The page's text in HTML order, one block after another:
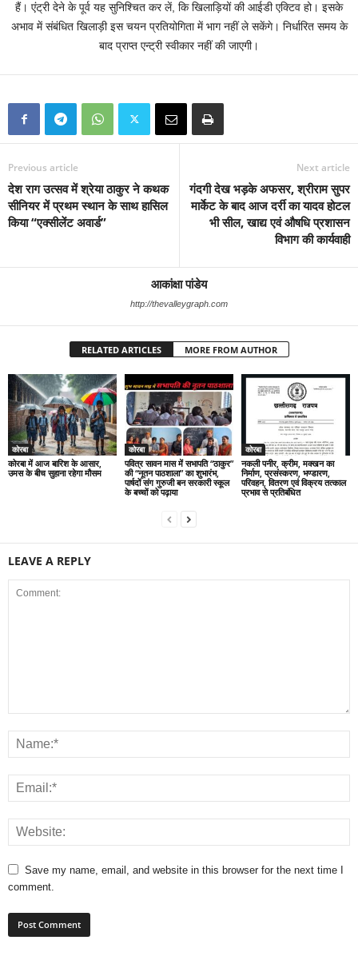
हैं। एंट्री देने के पूर्व यह सुनिश्चित कर लें, कि खिलाड़ियों की आईडी एक्टिव हो। इसके
अभाव में संबंधित खिलाड़ी इस चयन प्रतियोगिता में भाग नहीं ले सकेंगे। निर्धारित समय के
बाद प्राप्त एन्ट्री स्वीकार नहीं की जाएगी।
Previous article
देश राग उत्सव में श्रेया ठाकुर ने कथक
सीनियर में प्रथम स्थान के साथ हासिल
किया “एक्सीलेंट अवार्ड”
Next article
गंदगी देख भड़के अफसर, श्रीराम सुपर
मार्केट के बाद आज दर्री का यादव होटल
भी सील, खाद्य एवं औषधि प्रशासन
विभाग की कार्यवाही
आकांक्षा पांडेय
http://thevalleygraph.com
RELATED ARTICLES MORE FROM AUTHOR
कोरबा
कोरबा में आज बारिश के आसार,
उमस के बीच सुहाना रहेगा मौसम
कोरबा
पवित्र सावन मास में सभापति “ठाकुर”
की “नूतन पाठशाला” का शुभारंभ,
पार्षदों संग गुरुजी बन सरकारी स्कूल
के बच्चों को पढ़ाया
कोरबा
नकली पनीर, क्रीम, मक्खन का
निर्माण, प्रसंस्करण, भण्डारण,
परिवहन, वितरण एवं विक्रय तत्काल
प्रभाव से प्रतिबंधित
LEAVE A REPLY
Save my name, email, and website in this browser for the next time I
comment.